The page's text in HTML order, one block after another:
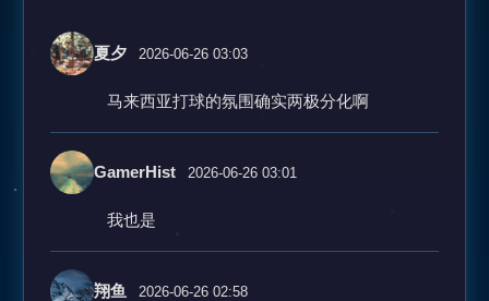
夏夕 2026-06-26 03:03
马来西亚打球的氛围确实两极分化啊
GamerHist 2026-06-26 03:01
我也是
翔鱼 2026-06-26 02:58